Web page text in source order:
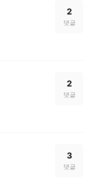
2
댓글
2
댓글
3
댓글